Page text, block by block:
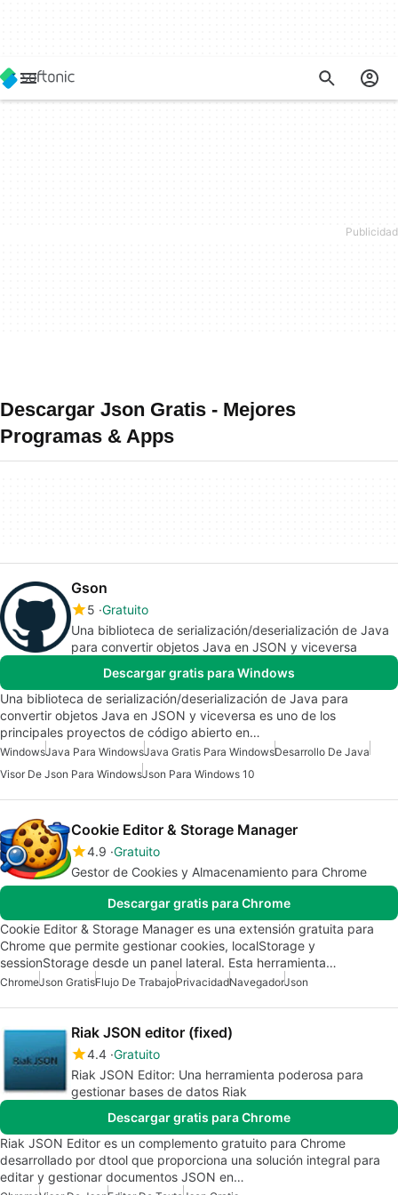
Descargar Json Gratis - Mejores
Programas & Apps
Gson
5 Gratuito
Una biblioteca de serialización/deserialización de Java
para convertir objetos Java en JSON y viceversa
Descargar gratis para Windows
Una biblioteca de serialización/deserialización de Java para
convertir objetos Java en JSON y viceversa es uno de los
principales proyectos de código abierto en…
WindowsJava Para WindowsJava Gratis Para WindowsDesarrollo De Java
Visor De Json Para WindowsJson Para Windows 10
Cookie Editor & Storage Manager
4.9 Gratuito
Gestor de Cookies y Almacenamiento para Chrome
Descargar gratis para Chrome
Cookie Editor & Storage Manager es una extensión gratuita para
Chrome que permite gestionar cookies, localStorage y
sessionStorage desde un panel lateral. Esta herramienta…
ChromeJson GratisFlujo De TrabajoPrivacidadNavegadorJson
Riak JSON editor (fixed)
4.4 Gratuito
Riak JSON Editor: Una herramienta poderosa para
gestionar bases de datos Riak
Descargar gratis para Chrome
Riak JSON Editor es un complemento gratuito para Chrome
desarrollado por dtool que proporciona una solución integral para
editar y gestionar documentos JSON en…